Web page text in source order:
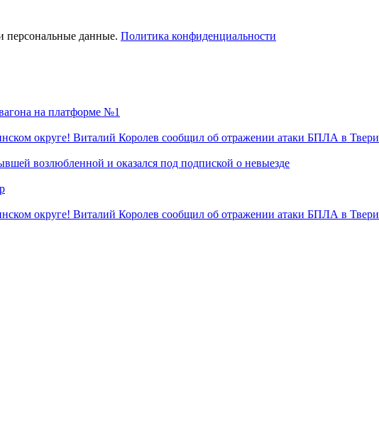
персональные данные. Политика конфиденциальности
на платформе №1
округе! Виталий Королев сообщил об отражении атаки БПЛА в Твери
возлюбленной и оказался под подпиской о невыезде
округе! Виталий Королев сообщил об отражении атаки БПЛА в Твери